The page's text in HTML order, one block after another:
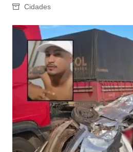
Cidades